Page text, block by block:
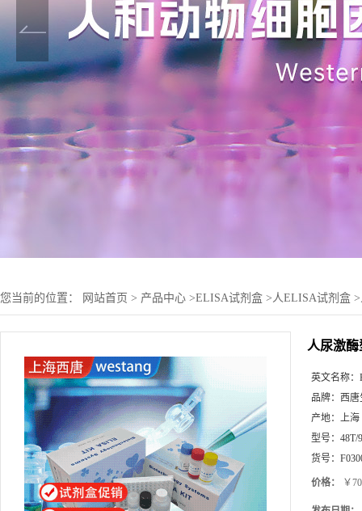
您当前的位置： 网站首页 > 产品中心 >ELISA试剂盒 >人ELISA试剂盒 >
人尿激
英文名称：
品牌： 西唐
产地： 上海
型号： 48T/
货号：
价格： ￥